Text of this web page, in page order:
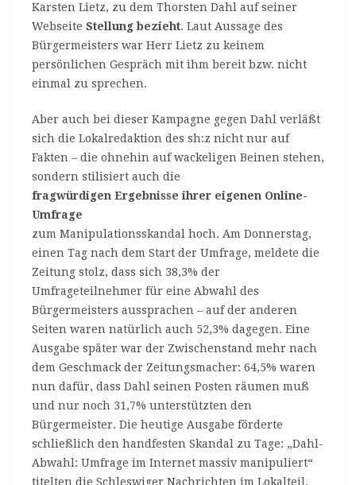
Karsten Lietz, zu dem Thorsten Dahl auf seiner
Webseite Stellung bezieht. Laut Aussage des
Bürgermeisters war Herr Lietz zu keinem
persönlichen Gespräch mit ihm bereit bzw. nicht
einmal zu sprechen.
Aber auch bei dieser Kampagne gegen Dahl verläßt
sich die Lokalredaktion des sh:z nicht nur auf
Fakten – die ohnehin auf wackeligen Beinen stehen,
sondern stilisiert auch die
fragwürdigen Ergebnisse ihrer eigenen Online-
Umfrage
zum Manipulationsskandal hoch. Am Donnerstag,
einen Tag nach dem Start der Umfrage, meldete die
Zeitung stolz, dass sich 38,3% der
Umfrageteilnehmer für eine Abwahl des
Bürgermeisters aussprachen – auf der anderen
Seiten waren natürlich auch 52,3% dagegen. Eine
Ausgabe später war der Zwischenstand mehr nach
dem Geschmack der Zeitungsmacher: 64,5% waren
nun dafür, dass Dahl seinen Posten räumen muß
und nur noch 31,7% unterstützten den
Bürgermeister. Die heutige Ausgabe förderte
schließlich den handfesten Skandal zu Tage: „Dahl-
Abwahl: Umfrage im Internet massiv manipuliert“
titelten die Schleswiger Nachrichten im Lokalteil.